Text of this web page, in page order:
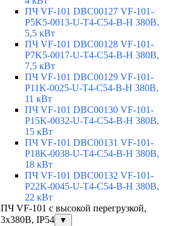
ПЧ VF-101 DBC00127 VF-101-
P5K5-0013-U-T4-C54-B-H 380В,
5,5 кВт
ПЧ VF-101 DBC00128 VF-101-
P7K5-0017-U-T4-C54-B-H 380В,
7,5 кВт
ПЧ VF-101 DBC00129 VF-101-
P11K-0025-U-T4-C54-B-H 380В,
11 кВт
ПЧ VF-101 DBC00130 VF-101-
P15K-0032-U-T4-C54-B-H 380В,
15 кВт
ПЧ VF-101 DBC00131 VF-101-
P18K-0038-U-T4-C54-B-H 380В,
18 кВт
ПЧ VF-101 DBC00132 VF-101-
P22K-0045-U-T4-C54-B-H 380В,
22 кВт
ПЧ VF-101 с высокой перегрузкой,
3х380В, IP54
▼